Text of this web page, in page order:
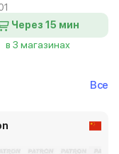
Через 15 мин
в 3 магазинах
Все